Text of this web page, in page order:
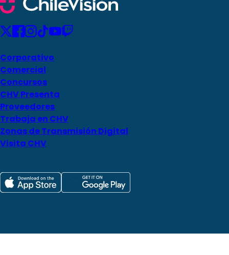
Corporativo
Comercial
Concursos
CHV Presenta
Proveedores
Trabaja en CHV
Zonas de Transmisión Digital
Visita CHV